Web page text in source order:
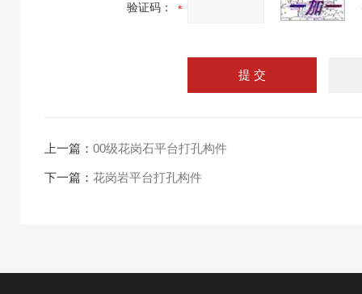
验证码：
上一篇： 00级花岗石平台打孔构件
下一篇： 花岗岩平台打孔构件